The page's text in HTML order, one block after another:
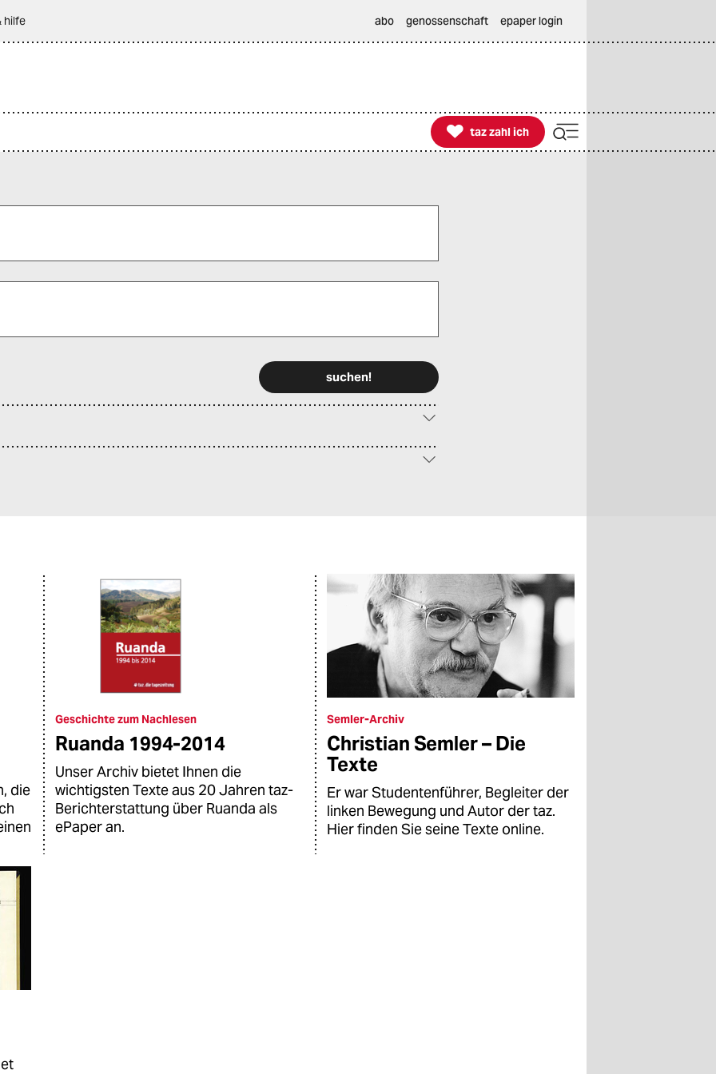
hilfe abo genossenschaft epaper login

taz zahl ich
taz zahl ich
die
Geschichte zum Nachlesen
Ruanda 1994-2014
Unser Archiv bietet Ihnen die
wichtigsten Texte aus 20 Jahren taz-
Berichterstattung über Ruanda als
ePaper an.
Semler-Archiv
Christian Semler – Die
Texte
Er war Studentenführer, Begleiter der
linken Bewegung und Autor der taz.
Hier finden Sie seine Texte online.